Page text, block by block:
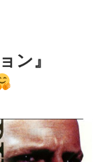
ン』